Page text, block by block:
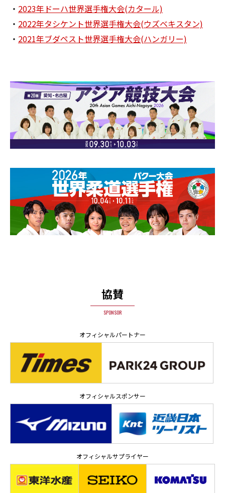
・ 2023年ドーハ世界選手権大会(カタール)
・ 2022年タシケント世界選手権大会(ウズベキスタン)
・ 2021年ブダペスト世界選手権大会(ハンガリー)
協賛
SPONSOR
オフィシャルパートナー
オフィシャルスポンサー
オフィシャルサプライヤー